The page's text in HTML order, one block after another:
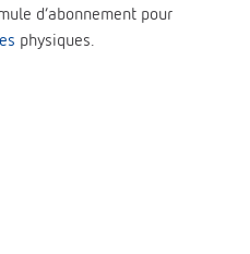
d’abonnement pour
physiques.